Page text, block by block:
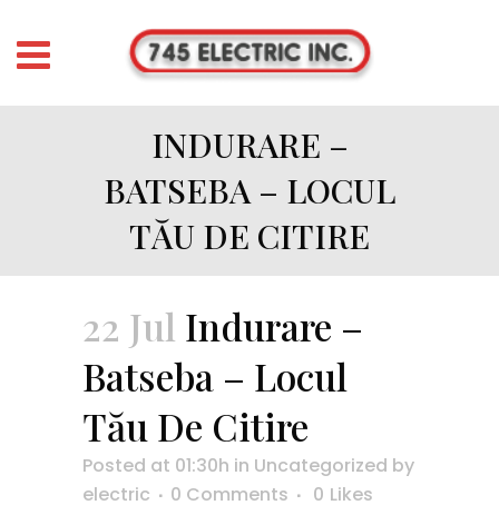
INDURARE –
BATSEBA – LOCUL
TĂU DE CITIRE
22 Jul Indurare –
Batseba – Locul
Tău De Citire
Posted at 01:30h in Uncategorized by
electric
0 Comments 0 Likes